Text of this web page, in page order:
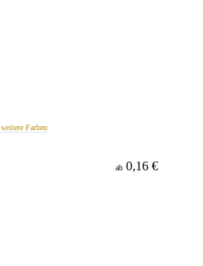
weitere Farben
ab 0,16 €